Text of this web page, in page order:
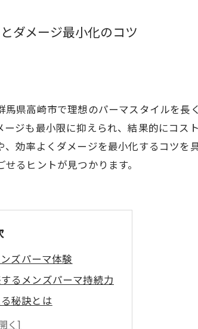
ダメージ最小化のコツ
県高崎市で理想のパーマスタイルを長
ジも最小限に抑えられ、結果的にコス
効率よくダメージを最小化するコツを
るヒントが見つかります。
ズパーマ体験
るメンズパーマ持続力
秘訣とは
良い理由を探る